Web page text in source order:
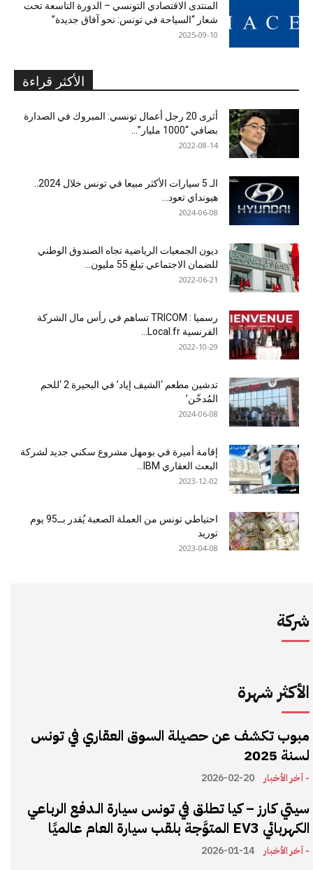
المنتدى الاقتصادي التونسي – الدورة التاسعة تحت
شعار “السياحة في تونس: نحو آفاق جديدة”
2025-09-10
الأكثر قراءة
أثرى 20 رجل أعمال تونسي: المبروك في الصدارة
بصافي “1000 مليار”...
2022-08-14
هيونداي تعود...
2024-06-08
ديون الجمعيات الرياضية تجاه الصندوق الوطني
للضمان الاجتماعي تبلغ 55 مليون...
2022-06-21
رسميا : TRICOM تساهم في رأس مال الشركة
الفرنسية Local.fr...
2022-10-29
تدشين مطعم ‘الشيف إياد’ في البحيرة 2 ‘للحم
المُدخّن’
2024-06-08
إقامة أميرة في بومهل مشروع سكني جديد لشركة
البعث العقاري IBM...
2023-12-02
احتياطي تونس من العملة الصعبة يُقدر بــ95 يوم
توريد
2023-04-08
شركة
الأكثر شهرة
مبوب تكشف عن حصيلة السوق العقاري في تونس
لسنة 2025
- آخر الأخبار 2026-02-20
سيتي كارز – كيا تطلق في تونس سيارة الـدفع الرباعي
الكهربائي EV3 المتوَّجة بلقب سيارة العام عالميًا
- آخر الأخبار 2026-01-14